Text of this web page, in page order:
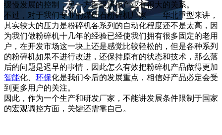
缓慢发展的控制，另一方面跟房地产业有很大的关系。
不过，对于我们专业的煤矸石粉碎机厂家——华北重型来讲，
其实较大的压力是粉碎机各系列的自动化程度还不是太高，因
为我们做粉碎机十几年的经验已经使我们拥有很多固定的老用
户，在开发市场这一块上还是感觉比较轻松的，但是各种系列
的粉碎机如果不进行改进，还保持原有的状态和技术，那么落
后的问题是迟早的事情，因此怎么有效把粉碎机产品做得更加
智能化、 环保化是我们今后的发展重点，相信好产品必定会受
到更多用户的关注。
因此，作为一个生产和研发厂家，不能讲发展条件限制于国家
的宏观调控方面，关键还需靠自己。